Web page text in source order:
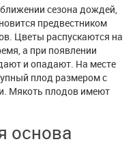
сезона дождей,
предвестником
Цветы распускаются на
а при появлении
и опадают. На месте
плод размером с
Мякоть плодов имеют
основа